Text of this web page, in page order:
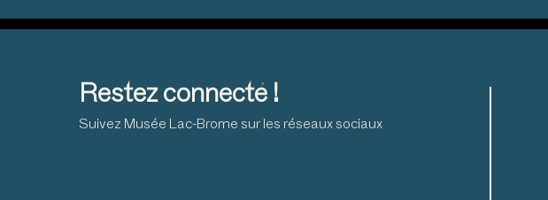
Restez connecté !
Suivez Musée Lac-Brome sur les réseaux sociaux